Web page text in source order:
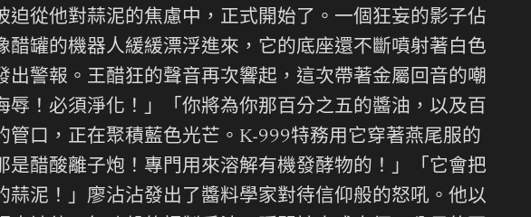
從他對蒜泥的焦慮中，正式開始了。一個狂妄的影子佔
罐的機器人緩緩漂浮進來，它的底座還不斷噴射著白色
警報。王醋狂的聲音再次響起，這次帶著金屬回音的嘲
！必須淨化！」「你將為你那百分之五的醬油，以及百
口，正在聚積藍色光芒。K-999特務用它穿著燕尾服的
是醋酸離子炮！專門用來溶解有機發酵物的！」「它會把
泥！」廖沾沾發出了醬料學家對待信仰般的怒吼。他以